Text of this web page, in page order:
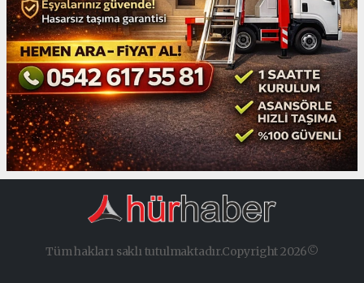
Tüm hakları saklı tutulmaktadır.Copyright 2026©